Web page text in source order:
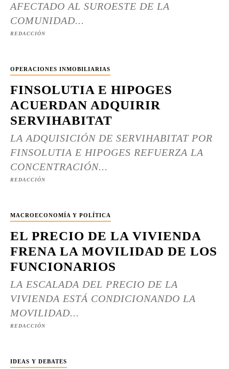
AFECTADO AL SUROESTE DE LA
COMUNIDAD...
REDACCIÓN
OPERACIONES INMOBILIARIAS
FINSOLUTIA E HIPOGES
ACUERDAN ADQUIRIR
SERVIHABITAT
LA ADQUISICIÓN DE SERVIHABITAT POR
FINSOLUTIA E HIPOGES REFUERZA LA
CONCENTRACIÓN...
REDACCIÓN
MACROECONOMÍA Y POLÍTICA
EL PRECIO DE LA VIVIENDA
FRENA LA MOVILIDAD DE LOS
FUNCIONARIOS
LA ESCALADA DEL PRECIO DE LA
VIVIENDA ESTÁ CONDICIONANDO LA
MOVILIDAD...
REDACCIÓN
IDEAS Y DEBATES